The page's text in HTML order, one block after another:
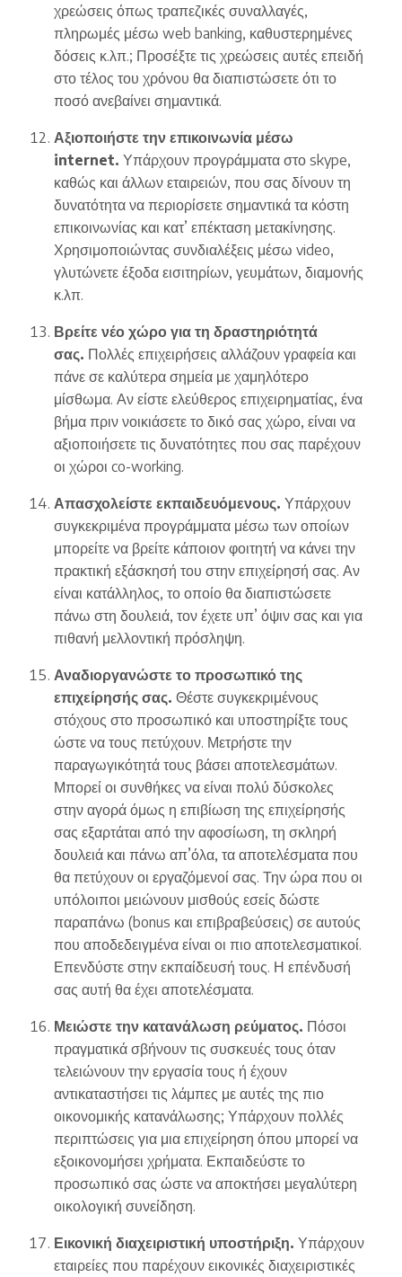
χρεώσεις όπως τραπεζικές συναλλαγές,
πληρωμές μέσω web banking, καθυστερημένες
δόσεις κ.λπ.; Προσέξτε τις χρεώσεις αυτές επειδή
στο τέλος του χρόνου θα διαπιστώσετε ότι το
ποσό ανεβαίνει σημαντικά.
Αξιοποιήστε την επικοινωνία μέσω
internet. Υπάρχουν προγράμματα στο skype,
καθώς και άλλων εταιρειών, που σας δίνουν τη
δυνατότητα να περιορίσετε σημαντικά τα κόστη
επικοινωνίας και κατ’ επέκταση μετακίνησης.
Χρησιμοποιώντας συνδιαλέξεις μέσω video,
γλυτώνετε έξοδα εισιτηρίων, γευμάτων, διαμονής
κ.λπ.
Βρείτε νέο χώρο για τη δραστηριότητά
σας. Πολλές επιχειρήσεις αλλάζουν γραφεία και
πάνε σε καλύτερα σημεία με χαμηλότερο
μίσθωμα. Αν είστε ελεύθερος επιχειρηματίας, ένα
βήμα πριν νοικιάσετε το δικό σας χώρο, είναι να
αξιοποιήσετε τις δυνατότητες που σας παρέχουν
οι χώροι co-working.
Απασχολείστε εκπαιδευόμενους. Υπάρχουν
συγκεκριμένα προγράμματα μέσω των οποίων
μπορείτε να βρείτε κάποιον φοιτητή να κάνει την
πρακτική εξάσκησή του στην επιχείρησή σας. Αν
είναι κατάλληλος, το οποίο θα διαπιστώσετε
πάνω στη δουλειά, τον έχετε υπ’ όψιν σας και για
πιθανή μελλοντική πρόσληψη.
Αναδιοργανώστε το προσωπικό της
επιχείρησής σας. Θέστε συγκεκριμένους
στόχους στο προσωπικό και υποστηρίξτε τους
ώστε να τους πετύχουν. Μετρήστε την
παραγωγικότητά τους βάσει αποτελεσμάτων.
Μπορεί οι συνθήκες να είναι πολύ δύσκολες
στην αγορά όμως η επιβίωση της επιχείρησής
σας εξαρτάται από την αφοσίωση, τη σκληρή
δουλειά και πάνω απ’όλα, τα αποτελέσματα που
θα πετύχουν οι εργαζόμενοί σας. Την ώρα που οι
υπόλοιποι μειώνουν μισθούς εσείς δώστε
παραπάνω (bonus και επιβραβεύσεις) σε αυτούς
που αποδεδειγμένα είναι οι πιο αποτελεσματικοί.
Επενδύστε στην εκπαίδευσή τους. Η επένδυσή
σας αυτή θα έχει αποτελέσματα.
Μειώστε την κατανάλωση ρεύματος. Πόσοι
πραγματικά σβήνουν τις συσκευές τους όταν
τελειώνουν την εργασία τους ή έχουν
αντικαταστήσει τις λάμπες με αυτές της πιο
οικονομικής κατανάλωσης; Υπάρχουν πολλές
περιπτώσεις για μια επιχείρηση όπου μπορεί να
εξοικονομήσει χρήματα. Εκπαιδεύστε το
προσωπικό σας ώστε να αποκτήσει μεγαλύτερη
οικολογική συνείδηση.
Εικονική διαχειριστική υποστήριξη. Υπάρχουν
εταιρείες που παρέχουν εικονικές διαχειριστικές